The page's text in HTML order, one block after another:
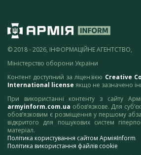
© 2018 - 2026, ІНФОРМАЦІЙНЕ АГЕНТСТВО,
Міністерство оборони України
Контент доступний за ліцензією Creative
International license якщо не зазначено
При використанні контенту з сайту
armyinform.com.ua обов’язкове. Для
обов’язковим є розміщення у першому
відкритого для пошукових систем
матеріал.
Політика користування сайтом АрміяInform
Політика використання файлів cookie